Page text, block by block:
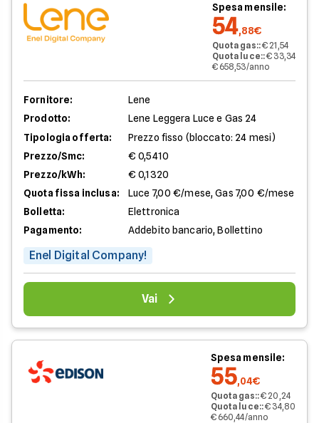
Spesa mensile:
54,88€
Quota gas::€ 21,54
Quota luce::€ 33,34
€ 658,53/anno
Fornitore:
Lene
Prodotto:
Lene Leggera Luce e Gas 24
Tipologia offerta:
Prezzo fisso (bloccato: 24 mesi)
Prezzo/Smc:
€ 0,5410
Prezzo/kWh:
€ 0,1320
Quota fissa inclusa:
Luce 7,00 €/mese, Gas 7,00 €/mese
Bolletta:
Elettronica
Pagamento:
Addebito bancario, Bollettino
Enel Digital Company!
Vai
Spesa mensile:
55,04€
Quota gas::€ 20,24
Quota luce::€ 34,80
€ 660,44/anno